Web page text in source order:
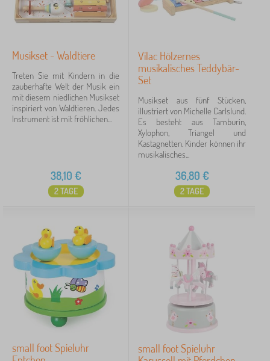
Musikset - Waldtiere
Treten Sie mit Kindern in die
zauberhafte Welt der Musik ein
mit diesem niedlichen Musikset
inspiriert von Waldtieren. Jedes
Instrument ist mit fröhlichen...
38,10 €
2 TAGE
Vilac Hölzernes
musikalisches Teddybär-
Set
Musikset aus fünf Stücken,
illustriert von Michelle Carlslund.
Es besteht aus Tamburin,
Xylophon, Triangel und
Kastagnetten. Kinder können ihr
musikalisches...
36,80 €
2 TAGE
small foot Spieluhr
small foot Spieluhr